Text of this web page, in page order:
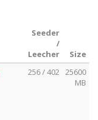
Seeder
/
Leecher
Size
256 / 402 25600
MB